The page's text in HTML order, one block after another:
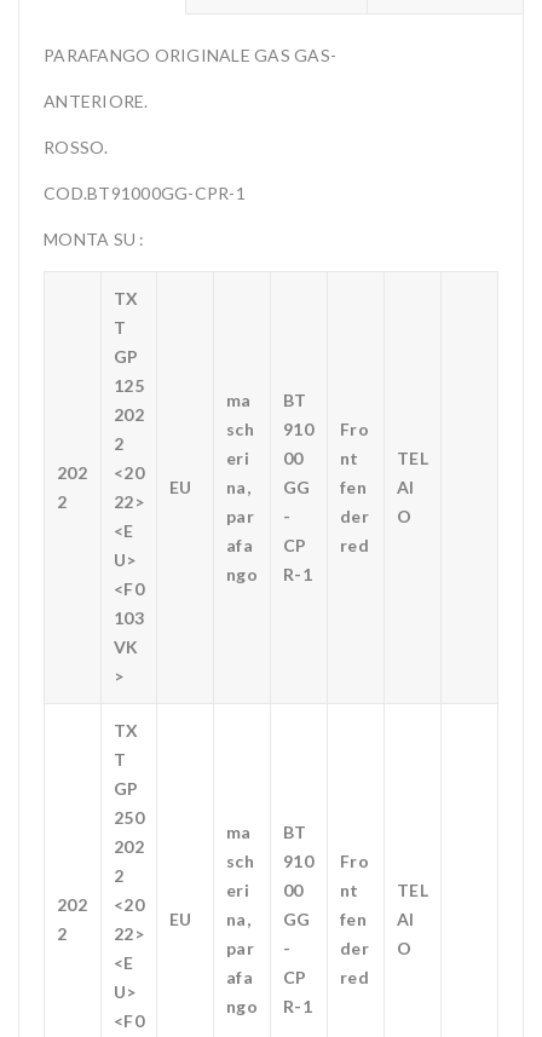
PARAFANGO ORIGINALE GAS GAS-
ANTERIORE.
ROSSO.
COD.BT91000GG-CPR-1
MONTA SU :
202
2
TX
T
GP
125
202
2
<20
22>
<E
U>
<F0
103
VK
>
EU
ma
sch
eri
na,
par
afa
ngo
BT
910
00
GG
-
CP
R-1
Fro
nt
fen
der
red
TEL
AI
O
202
2
TX
T
GP
250
202
2
<20
22>
<E
U>
<F0
EU
ma
sch
eri
na,
par
afa
ngo
BT
910
00
GG
-
CP
R-1
Fro
nt
fen
der
red
TEL
AI
O